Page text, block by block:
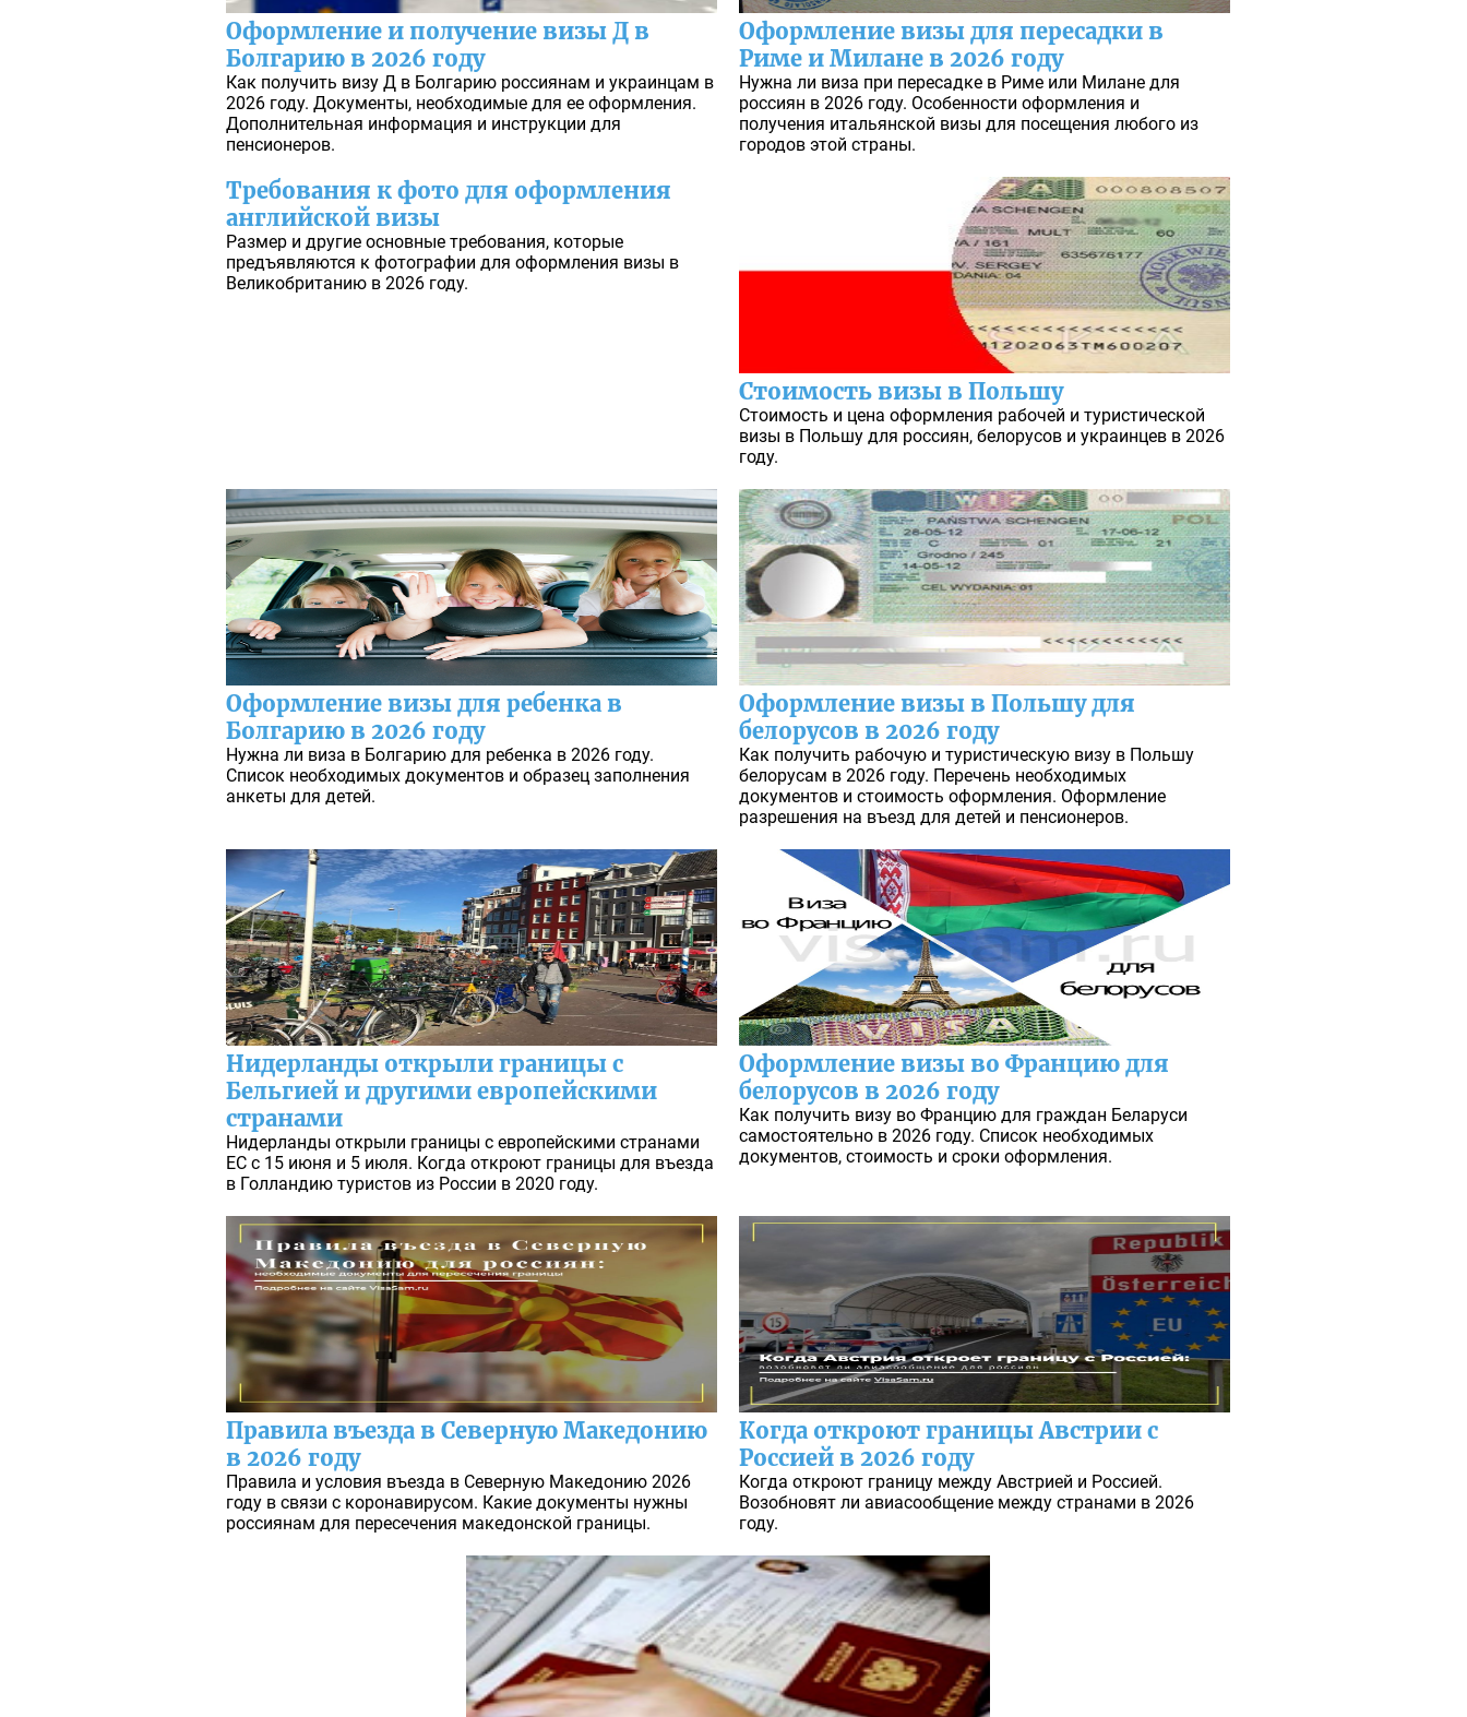
Оформление и получение визы Д в
Болгарию в 2026 году
Как получить визу Д в Болгарию россиянам и украинцам в
2026 году. Документы, необходимые для ее оформления.
Дополнительная информация и инструкции для
пенсионеров.
Оформление визы для пересадки в
Риме и Милане в 2026 году
Нужна ли виза при пересадке в Риме или Милане для
россиян в 2026 году. Особенности оформления и
получения итальянской визы для посещения любого из
городов этой страны.
Требования к фото для оформления
английской визы
Размер и другие основные требования, которые
предъявляются к фотографии для оформления визы в
Великобританию в 2026 году.
Стоимость визы в Польшу
Стоимость и цена оформления рабочей и туристической
визы в Польшу для россиян, белорусов и украинцев в 2026
году.
Оформление визы для ребенка в
Болгарию в 2026 году
Нужна ли виза в Болгарию для ребенка в 2026 году.
Список необходимых документов и образец заполнения
анкеты для детей.
Оформление визы в Польшу для
белорусов в 2026 году
Как получить рабочую и туристическую визу в Польшу
белорусам в 2026 году. Перечень необходимых
документов и стоимость оформления. Оформление
разрешения на въезд для детей и пенсионеров.
Нидерланды открыли границы с
Бельгией и другими европейскими
странами
Нидерланды открыли границы с европейскими странами
ЕС с 15 июня и 5 июля. Когда откроют границы для въезда
в Голландию туристов из России в 2020 году.
Оформление визы во Францию для
белорусов в 2026 году
Как получить визу во Францию для граждан Беларуси
самостоятельно в 2026 году. Список необходимых
документов, стоимость и сроки оформления.
Правила въезда в Северную Македонию
в 2026 году
Правила и условия въезда в Северную Македонию 2026
году в связи с коронавирусом. Какие документы нужны
россиянам для пересечения македонской границы.
Когда откроют границы Австрии с
Россией в 2026 году
Когда откроют границу между Австрией и Россией.
Возобновят ли авиасообщение между странами в 2026
году.